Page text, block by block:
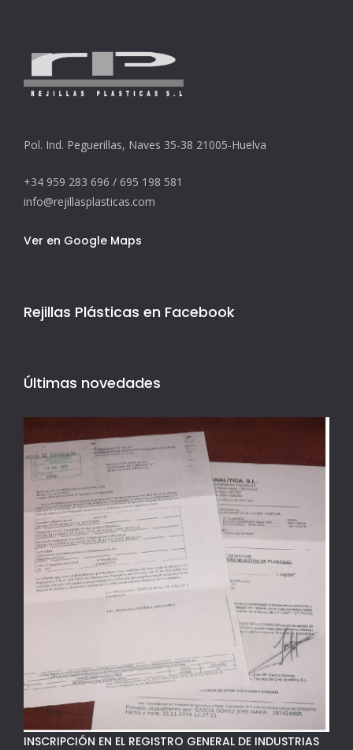
Pol. Ind. Peguerillas, Naves 35-38 21005-Huelva
+34 959 283 696 / 695 198 581
info@rejillasplasticas.com
Ver en Google Maps
Rejillas Plásticas en Facebook
Últimas novedades
INSCRIPCIÓN EN EL REGISTRO GENERAL DE INDUSTRIAS